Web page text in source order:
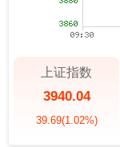
上证指数
3940.04
39.69(1.02%)